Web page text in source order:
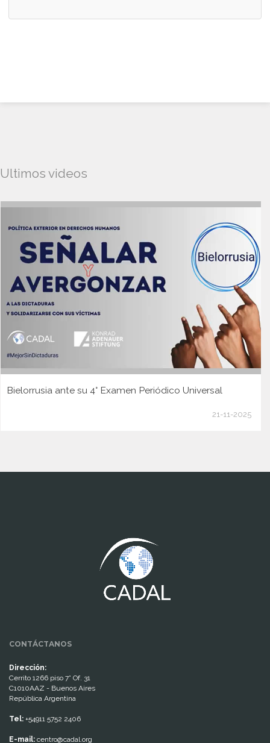
Ultimos videos
Bielorrusia ante su 4° Examen Periódico Universal
21-11-2025
CONTÁCTANOS
Dirección:
Cerrito 1266 piso 7° Of. 31
C1010AAZ - Buenos Aires
República Argentina
Tel: +54911 5752 2406
E-mail: centro@cadal.org